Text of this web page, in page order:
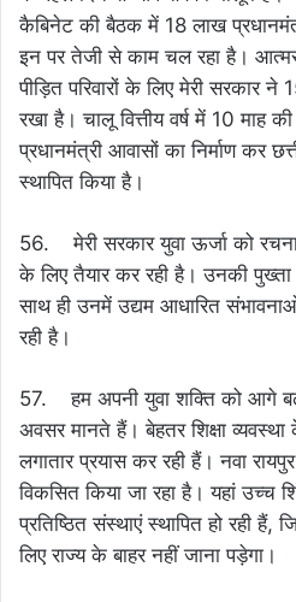
कैबिनेट की बैठक में 18 लाख
इन पर तेजी से काम चल रहा है।
पीड़ित परिवारों के लिए मेरी सरकार ने
रखा है। चालू वित्तीय वर्ष में 10 माह
प्रधानमंत्री आवासों का निर्माण कर
स्थापित किया है।
56. मेरी सरकार युवा ऊर्जा को
के लिए तैयार कर रही है। उनकी
साथ ही उनमें उद्यम आधारित
रही है।
57. हम अपनी युवा शक्ति को आगे
अवसर मानते हैं। बेहतर शिक्षा व्यवस्था
लगातार प्रयास कर रही हैं। नवा
विकसित किया जा रहा है। यहां उच्च
प्रतिष्ठित संस्थाएं स्थापित हो रही
लिए राज्य के बाहर नहीं जाना पड़ेगा।